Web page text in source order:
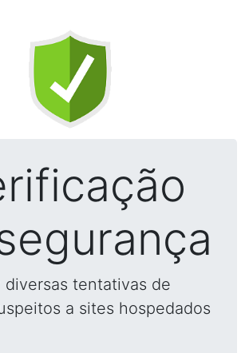
diversas tentativas de
a sites hospedados